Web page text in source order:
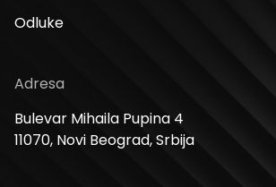
Odluke
Adresa
Bulevar Mihaila Pupina 4
11070, Novi Beograd, Srbija